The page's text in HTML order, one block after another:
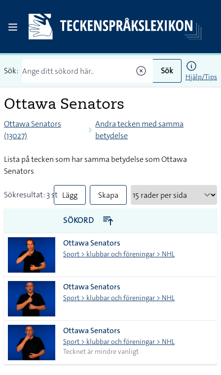
Sök: Sök
Hjälp/Tips
Ottawa Senators
Ottawa Senators
(13027)
Andra tecken med samma
betydelse
Lista på tecken som har samma betydelse som Ottawa
Senators
Sökresultat: 3 st Lägg
till
alla i
lista
Skapa
PDF
SÖKORD
Ottawa Senators
Sport > klubbar och föreningar > NHL
Ottawa Senators
Sport > klubbar och föreningar > NHL
Ottawa Senators
Sport > klubbar och föreningar > NHL
Tecknet är mindre vanligt